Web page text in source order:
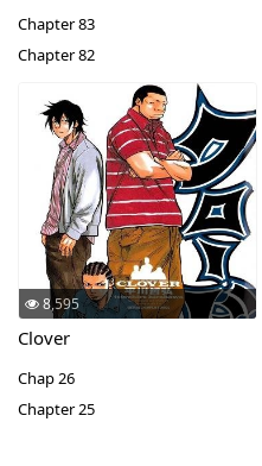
Chapter 83
Chapter 82
8,595
Clover
Chap 26
Chapter 25